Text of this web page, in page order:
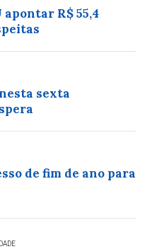
apontar R$ 55,4
sexta
de fim de ano para